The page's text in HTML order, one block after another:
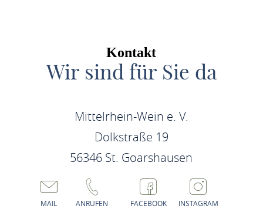
Kontakt
Wir sind für Sie da
Mittelrhein-Wein e. V.
Dolkstraße 19
56346 St. Goarshausen
MAIL ANRUFEN FACEBOOK INSTAGRAM